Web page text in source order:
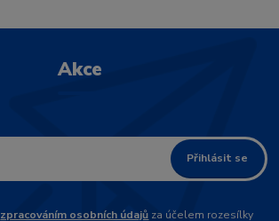
Akce
Přihlásit se
zpracováním osobních údajů za účelem rozesílky